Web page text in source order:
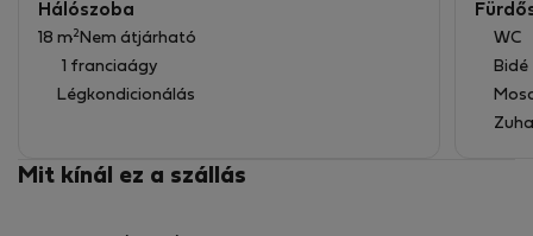
Hálószoba
18 m2 Nem átjárható
1 franciaágy
Légkondicionálás
WC
Bidé
Mit kínál ez a szállás